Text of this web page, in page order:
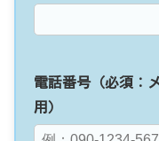
電話番号（必須：
用）